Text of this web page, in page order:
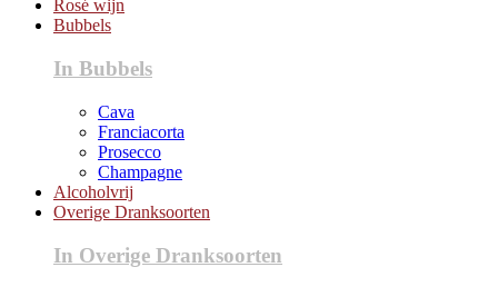
Rosé wijn
Bubbels
In Bubbels
Cava
Franciacorta
Prosecco
Champagne
Alcoholvrij
Overige Dranksoorten
In Overige Dranksoorten